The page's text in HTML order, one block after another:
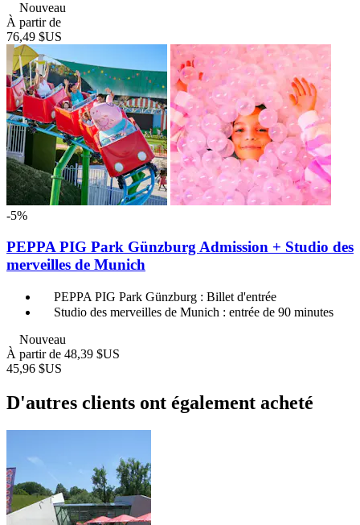
Nouveau
À partir de
76,49 $US
-5%
PEPPA PIG Park Günzburg Admission + Studio des
merveilles de Munich
PEPPA PIG Park Günzburg : Billet d'entrée
Studio des merveilles de Munich : entrée de 90 minutes
Nouveau
À partir de 48,39 $US
45,96 $US
D'autres clients ont également acheté